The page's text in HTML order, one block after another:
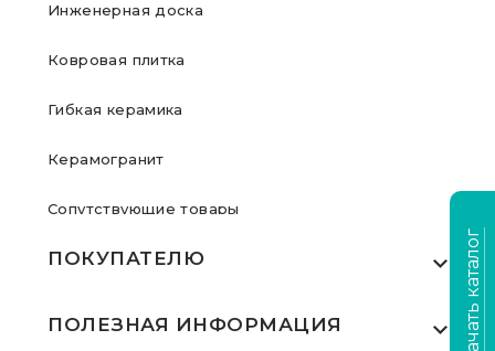
Инженерная доска
Ковровая плитка
Гибкая керамика
Керамогранит
Сопутствующие товары
ПОКУПАТЕЛЮ
Где купить
ПОЛЕЗНАЯ ИНФОРМАЦИЯ Скачать каталог